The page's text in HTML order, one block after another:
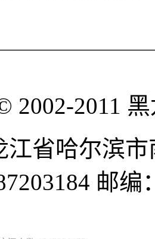
2002-2011
江省哈尔滨
邮编